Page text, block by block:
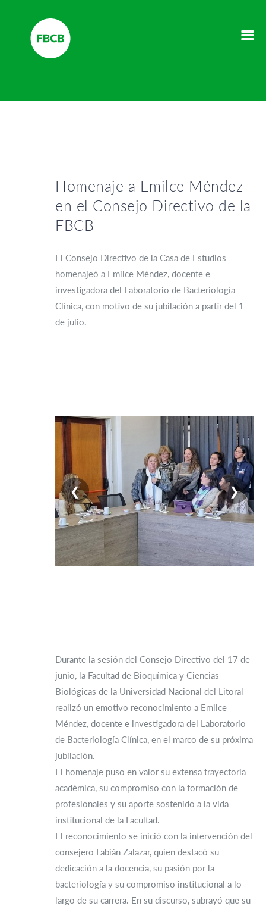
Homenaje a Emilce Méndez
en el Consejo Directivo de la
FBCB
El Consejo Directivo de la Casa de Estudios
homenajeó a Emilce Méndez, docente e
investigadora del Laboratorio de Bacteriología
Clínica, con motivo de su jubilación a partir del 1
de julio.
❮ ❯
Durante la sesión del Consejo Directivo del 17 de
junio, la Facultad de Bioquímica y Ciencias
Biológicas de la Universidad Nacional del Litoral
realizó un emotivo reconocimiento a Emilce
Méndez, docente e investigadora del Laboratorio
de Bacteriología Clínica, en el marco de su próxima
jubilación.
El homenaje puso en valor su extensa trayectoria
académica, su compromiso con la formación de
profesionales y su aporte sostenido a la vida
institucional de la Facultad.
El reconocimiento se inició con la intervención del
consejero Fabián Zalazar, quien destacó su
dedicación a la docencia, su pasión por la
bacteriología y su compromiso institucional a lo
largo de su carrera. En su discurso, subrayó que su